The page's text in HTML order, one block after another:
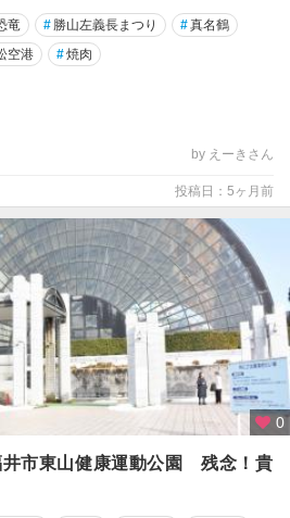
竜 # 勝山左義長まつり #真名鶴
空港 #焼肉
by えーきさん
投稿日：5ヶ月前
0
市東山健康運動公園 残念！貴